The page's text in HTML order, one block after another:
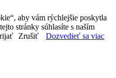
aby vám rýchlejšie poskytla
stránky súhlasíte s naším
Zrušiť
Dozvedieť sa viac